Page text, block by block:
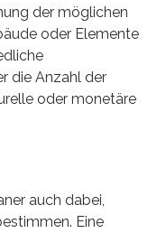
der möglichen
oder Elemente
die Anzahl der
oder monetäre
auch dabei,
Eine